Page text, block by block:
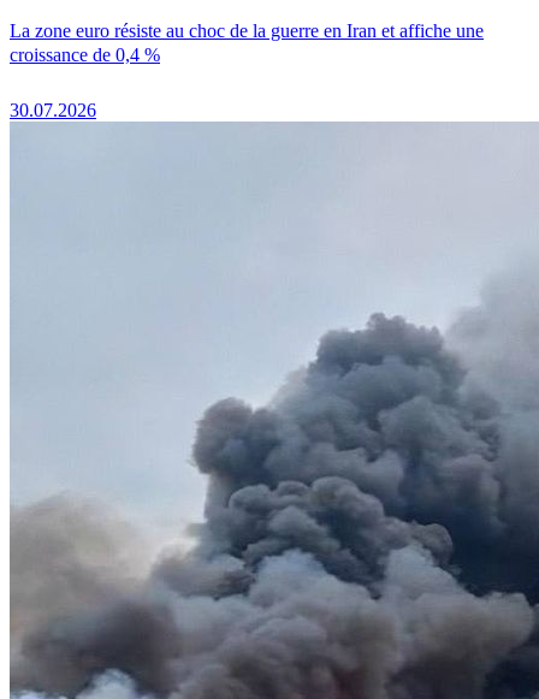
La zone euro résiste au choc de la guerre en Iran et affiche une
croissance de 0,4 %
30.07.2026